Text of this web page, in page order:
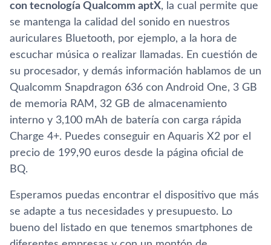
con tecnología Qualcomm aptX, la cual permite que
se mantenga la calidad del sonido en nuestros
auriculares Bluetooth, por ejemplo, a la hora de
escuchar música o realizar llamadas. En cuestión de
su procesador, y demás información hablamos de un
Qualcomm Snapdragon 636 con Android One, 3 GB
de memoria RAM, 32 GB de almacenamiento
interno y 3,100 mAh de batería con carga rápida
Charge 4+. Puedes conseguir en Aquaris X2 por el
precio de 199,90 euros desde la página oficial de
BQ.
Esperamos puedas encontrar el dispositivo que más
se adapte a tus necesidades y presupuesto. Lo
bueno del listado en que tenemos smartphones de